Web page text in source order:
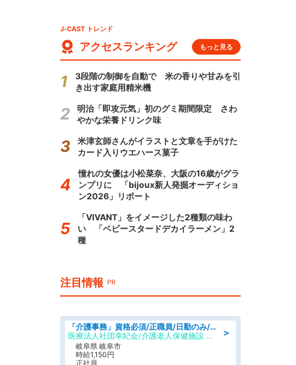
J-CAST トレンド
アクセスランキング もっと見る
3段階の制御を自動で 米の香りや甘みを引
き出す家庭用精米機
明治「即攻元気」初のグミ期間限定 さわ
やかな栄養ドリンク味
米津玄師さんがイラストと文章を手がけた
カード入りウエハース菓子
憧れの女優は小松菜奈、大阪の16歳がグラ
ンプリに 「bijoux新人発掘オーディショ
ン2026」リポート
「VIVANT」をイメージした2種類の味わ
い 「ベビースタードデカイラーメン」2
種
注目情報 PR
＞
「介護事務」資格必須/正職員/日勤のみ/介護老人保健施設
医療法人社団幸紀会/介護老人保健施設 グリーンビラ安江
岐阜県 岐阜市
時給1,150円
正社員